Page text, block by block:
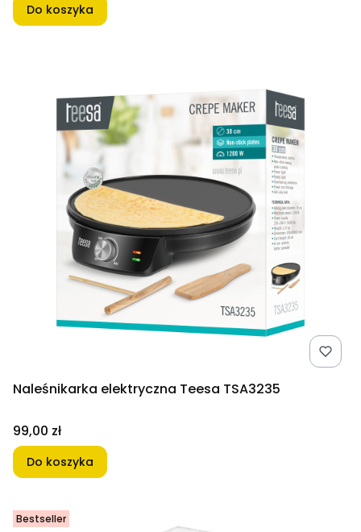
Do koszyka
Naleśnikarka elektryczna Teesa TSA3235
Cena
99,00 zł
Do koszyka
Bestseller